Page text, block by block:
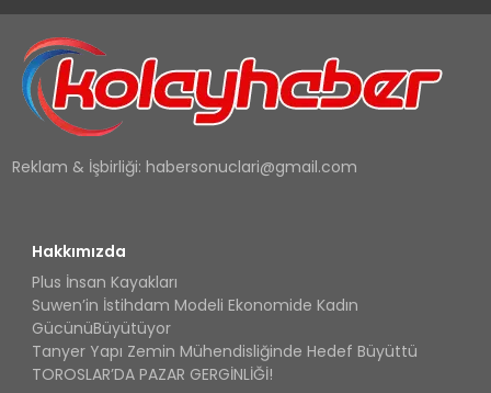
Reklam & İşbirliği: habersonuclari@gmail.com
Hakkımızda
Plus İnsan Kayakları
Suwen’in İstihdam Modeli Ekonomide Kadın
GücünüBüyütüyor
Tanyer Yapı Zemin Mühendisliğinde Hedef Büyüttü
TOROSLAR’DA PAZAR GERGİNLİĞİ!